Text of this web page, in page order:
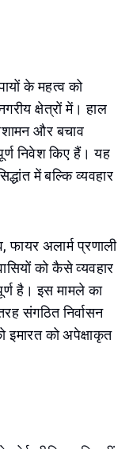
के महत्व को
क्षेत्रों में। हाल
और बचाव
निवेश किए हैं। यह
में बल्कि व्यवहार
अलार्म प्रणाली
को कैसे व्यवहार
है। इस मामले का
संगठित निर्वासन
इमारत को अपेक्षाकृत